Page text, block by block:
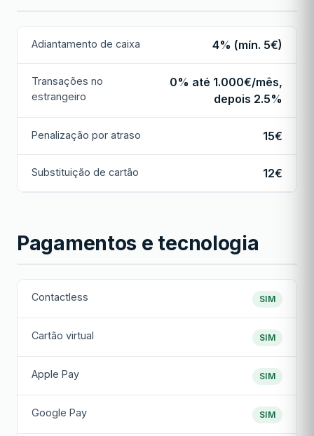
Adiantamento de caixa 4% (mín. 5€)
Transações no
estrangeiro
0% até 1.000€/mês,
depois 2.5%
Penalização por atraso 15€
Substituição de cartão 12€
Pagamentos e tecnologia
Contactless SIM
Cartão virtual SIM
Apple Pay SIM
Google Pay SIM